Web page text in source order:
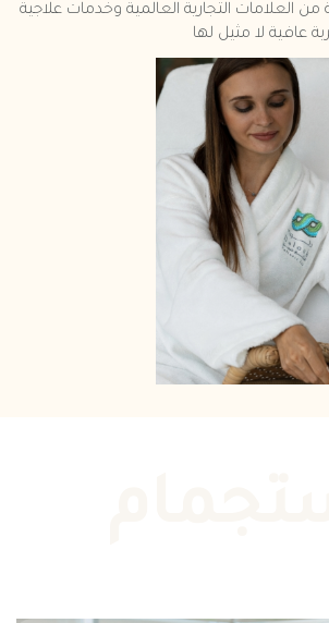
العلامات التجارية العالمية وخدمات علاجية
لا مثيل لها